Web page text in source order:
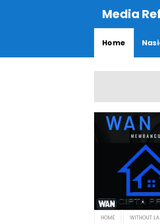
Media
Home
HOME WITHOUT